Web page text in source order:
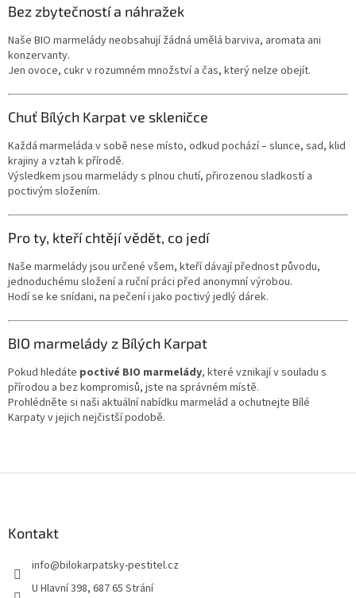
Bez zbytečností a náhražek
Naše BIO marmelády neobsahují žádná umělá barviva, aromata ani
konzervanty.
Jen ovoce, cukr v rozumném množství a čas, který nelze obejít.
Chuť Bílých Karpat ve skleničce
Každá marmeláda v sobě nese místo, odkud pochází – slunce, sad, klid
krajiny a vztah k přírodě.
Výsledkem jsou marmelády s plnou chutí, přirozenou sladkostí a
poctivým složením.
Pro ty, kteří chtějí vědět, co jedí
Naše marmelády jsou určené všem, kteří dávají přednost původu,
jednoduchému složení a ruční práci před anonymní výrobou.
Hodí se ke snídani, na pečení i jako poctivý jedlý dárek.
BIO marmelády z Bílých Karpat
Pokud hledáte poctivé BIO marmelády, které vznikají v souladu s
přírodou a bez kompromisů, jste na správném místě.
Prohlédněte si naši aktuální nabídku marmelád a ochutnejte Bílé
Karpaty v jejich nejčistší podobě.
Kontakt
info@bilokarpatsky-pestitel.cz
U Hlavní 398, 687 65 Strání